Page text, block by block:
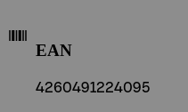
EAN
4260491224095